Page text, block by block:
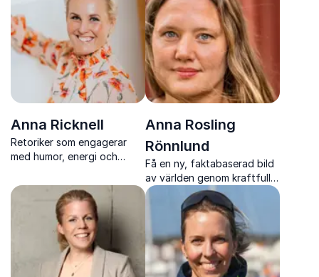
Anna Ricknell
Retoriker som engagerar
med humor, energi och
Anna Rosling
Rönnlund
Få en ny, faktabaserad bild
av världen genom kraftfull
datavisualisering